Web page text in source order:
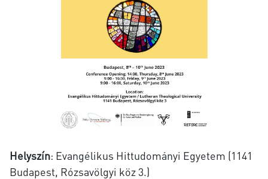
Helyszín: Evangélikus Hittudományi Egyetem (1141
Budapest, Rózsavölgyi köz 3.)